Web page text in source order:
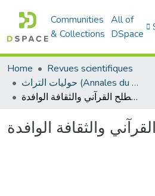
Communities
& Collections
All of
DSpace
Home
Revues scientifiques
حوليات التراث (Annales du patrimoine)
المصطلح القرآني والثقافة الوافدة
والثقافة الوافدة